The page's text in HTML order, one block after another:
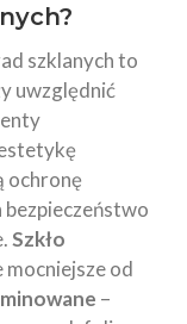
szklanych to
uwzględnić
ochronę
Szkło
od
–